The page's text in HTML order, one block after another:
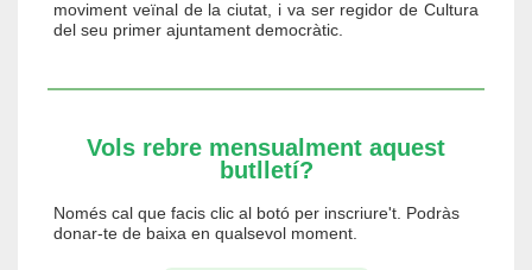
moviment veïnal de la ciutat, i va ser regidor de Cultura
del seu primer ajuntament democràtic.
Vols rebre mensualment aquest
butlletí?
Només cal que facis clic al botó per inscriure't. Podràs
donar-te de baixa en qualsevol moment.